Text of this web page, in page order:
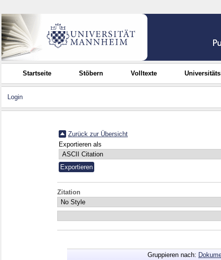
Startseite Stöbern Volltexte
Login
Zurück zur Übersicht
Exportieren als
Zitation
Gruppieren nach: